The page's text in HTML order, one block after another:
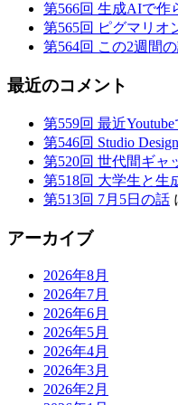
第566回 生成AIで作
第565回 ピグマリオ
第564回 この2週間
最近のコメント
第559回 最近
第546回 Studio
第520回 世代間ギャ
第518回 大学生と生
第513回 7月5日の話
アーカイブ
2026年8月
2026年7月
2026年6月
2026年5月
2026年4月
2026年3月
2026年2月